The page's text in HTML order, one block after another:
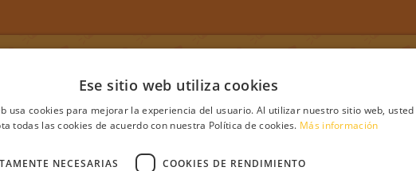
iniciar sesión Regístrate Login
Ese sitio web utiliza cookies
usa cookies para mejorar la experiencia del usuario. Al utilizar nuestro sitio web, usted
todas las cookies de acuerdo con nuestra Política de cookies. Más información
NECESARIAS COOKIES DE RENDIMIENTO